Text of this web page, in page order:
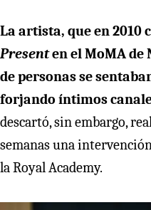
La artista, que en 2010
Presenten el MoMA de
de personas se
forjando íntimos
descartó, sin embargo,
semanas una
la Royal Academy.